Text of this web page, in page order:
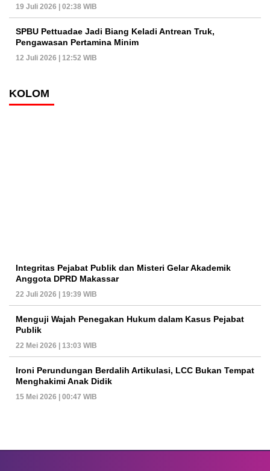
19 Juli 2026 | 02:38 WIB
SPBU Pettuadae Jadi Biang Keladi Antrean Truk,
Pengawasan Pertamina Minim
12 Juli 2026 | 12:52 WIB
KOLOM
Integritas Pejabat Publik dan Misteri Gelar Akademik
Anggota DPRD Makassar
22 Juli 2026 | 19:39 WIB
Menguji Wajah Penegakan Hukum dalam Kasus Pejabat
Publik
22 Mei 2026 | 13:03 WIB
Ironi Perundungan Berdalih Artikulasi, LCC Bukan Tempat
Menghakimi Anak Didik
15 Mei 2026 | 00:47 WIB